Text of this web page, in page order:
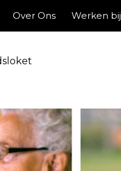
Over Ons Werken bij